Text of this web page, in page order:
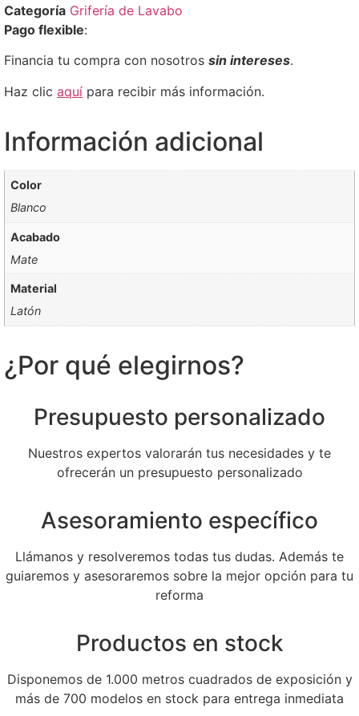
Categoría Grifería de Lavabo
Pago flexible:
Financia tu compra con nosotros sin intereses.
Haz clic aquí para recibir más información.
Información adicional
Color
Blanco
Acabado
Mate
Material
Latón
¿Por qué elegirnos?
Presupuesto personalizado
Nuestros expertos valorarán tus necesidades y te
ofrecerán un presupuesto personalizado
Asesoramiento específico
Llámanos y resolveremos todas tus dudas. Además te
guiaremos y asesoraremos sobre la mejor opción para tu
reforma
Productos en stock
Disponemos de 1.000 metros cuadrados de exposición y
más de 700 modelos en stock para entrega inmediata